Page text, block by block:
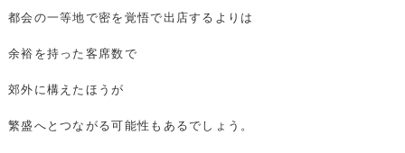
都会の一等地で密を覚悟で出店するよりは
余裕を持った客席数で
郊外に構えたほうが
繁盛へとつながる可能性もあるでしょう。